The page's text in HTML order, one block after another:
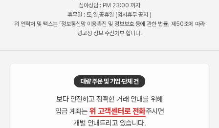
심야상담 : PM 23:00 까지
휴무일 : 토,일,공휴일 (임시휴무 공지 )
위 연락처 및 팩스는 「정보통신망 이용촉진 및 정보보호 등에 관한 법률」 제50조에 따라
광고성 정보 수신거부 합니다.
대량 주문 및 기업·단체 건
보다 안전하고 정확한 거래 안내를 위해
입금 계좌는 위 고객센터로 전화주시면
개별 안내드리고 있습니다.